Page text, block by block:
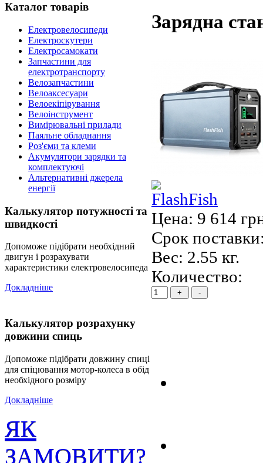
Зарядна
Цена: 9 614
Срок
Вес: 2.55 кг.
Количество:
Каталог товарів
Електровелосипеди
Електроскутери
Електросамокати
Запчастини для
електротранспорту
Велозапчастини
Велоаксесуари
Велоекіпірування
Велоінструмент
Вимірювальні прилади
Паяльне обладнання
Роз'єми та клеми
Акумулятори зарядки та
комплектуючі
Альтернативні джерела
енергії
Калькулятор потужності та
швидкості
Допоможе підібрати необхідний
двигун і розрахувати
характеристики електровелосипеда
Докладніше
Калькулятор розрахунку
довжини спиць
Допоможе підібрати довжину спиці
для спіцювання мотор-колеса в обід
необхідного розміру
Докладніше
ЯК
ЗАМОВИТИ?